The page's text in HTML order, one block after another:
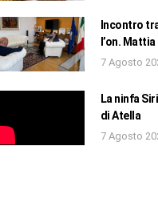
Incontro
l’on. Mattia
7 Agosto
La ninfa
di Atella
7 Agosto